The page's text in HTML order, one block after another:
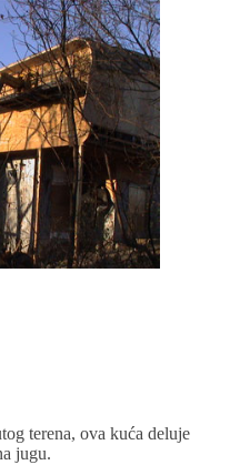
terena, ova kuća deluje
jugu.